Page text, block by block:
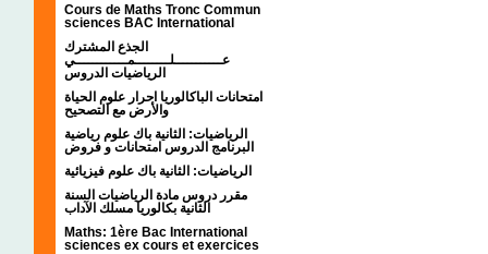
Cours de Maths Tronc Commun
sciences BAC International
الجذع المشترك
عـــــــــــلــــــــمــــــــــــي
الرياضيات الدروس
امتحانات الباكالوريا احرار علوم الحياة
والأرض مع التصحيح
الرياضيات: الثانية باك علوم رياضية
البرنامج الدروس امتحانات و فروض
الرياضيات: الثانية باك علوم فيزيائية
مقرر دروس مادة الرياضيات السنة
الثانية بكالوريا مسلك الآداب
Maths: 1ère Bac International
sciences ex cours et exercices